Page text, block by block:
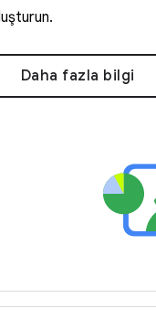
Daha fazla bilgi